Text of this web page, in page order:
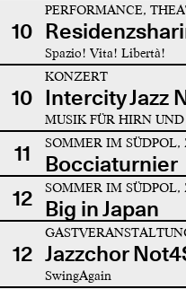
10
PERFORMANCE,
Spazio! Vita! Libertà!
10
KONZERT
Intercity Jazz
MUSIK FÜR HIRN
11 SOMMER IM
Bocciaturnier
12
SOMMER IM
Big in Japan
12 Jazzchor
SwingAgain